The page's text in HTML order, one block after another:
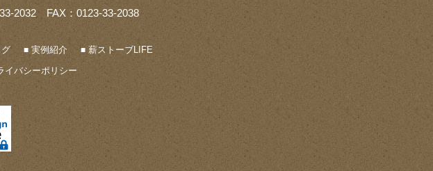
2032 FAX：0123-33-2038
グ 実例紹介
薪ストーブLIFE
イバシーポリシー